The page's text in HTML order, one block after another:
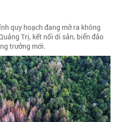
quy hoạch đang mở ra không
Trị, kết nối di sản, biển đảo
trưởng mới.